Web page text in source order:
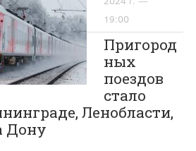
19:00
Пригород
ных
поездов
стало
Ленобласти,
Дону